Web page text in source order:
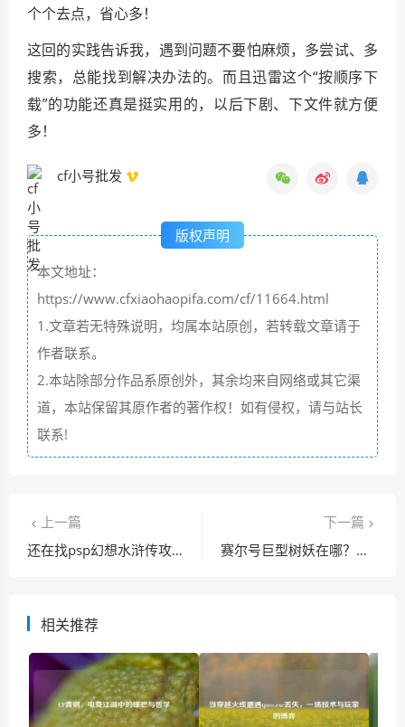
个个去点，省心多！
这回的实践告诉我，遇到问题不要怕麻烦，多尝试、多
搜索，总能找到解决办法的。而且迅雷这个“按顺序下
载”的功能还真是挺实用的，以后下剧、下文件就方便
多！
cf小号批发
版权声明
本文地址：
https://www.cfxiaohaopifa.com/cf/11664.html
1.文章若无特殊说明，均属本站原创，若转载文章请于
作者联系。
2.本站除部分作品系原创外，其余均来自网络或其它渠
道，本站保留其原作者的著作权！如有侵权，请与站长
联系!
上一篇
还在找psp幻想水浒传攻略？这篇让你少走弯路！
下一篇
赛尔号巨型树妖在哪？老玩家来告诉你具体位置！
相关推荐